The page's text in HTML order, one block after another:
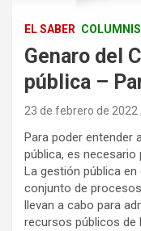
EL SABER
Genaro del
pública –
23 de febrero de 2022
Para poder entender
pública, es
La gestión pública
conjunto de
llevan a cabo para
recursos públicos de